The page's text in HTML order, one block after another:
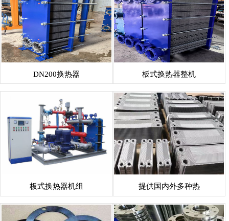
DN200换热器 板式换热器整机
板式换热器机组 提供国内外多种热